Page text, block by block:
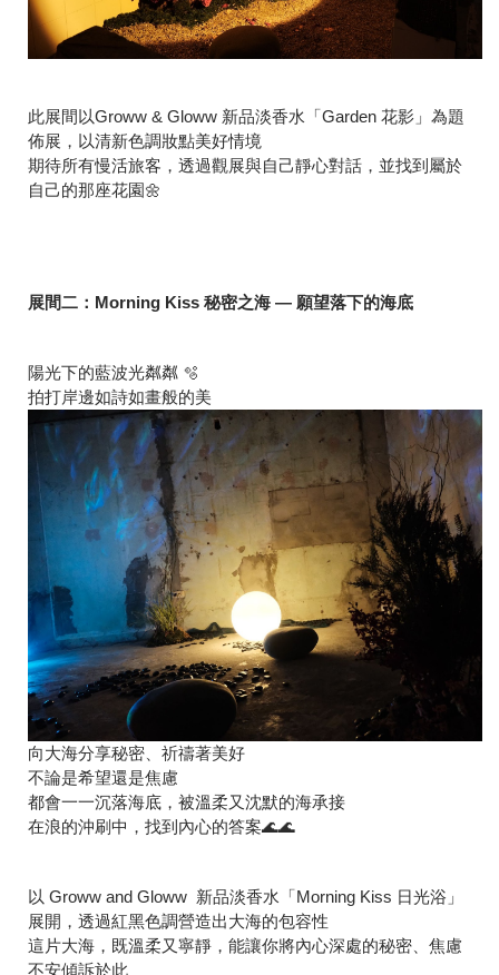
此展間以Groww & Gloww 新品淡香水「Garden 花影」為題
佈展，以清新色調妝點美好情境
期待所有慢活旅客，透過觀展與自己靜心對話，並找到屬於
自己的那座花園🌼
展間二：Morning Kiss 秘密之海 — 願望落下的海底
陽光下的藍波光粼粼 🫧
拍打岸邊如詩如畫般的美
向大海分享秘密、祈禱著美好
不論是希望還是焦慮
都會一一沉落海底，被溫柔又沈默的海承接
在浪的沖刷中，找到內心的答案🌊🌊
以 Groww and Gloww 新品淡香水「Morning Kiss 日光浴」
展開，透過紅黑色調營造出大海的包容性
這片大海，既溫柔又寧靜，能讓你將內心深處的秘密、焦慮
不安傾訴於此